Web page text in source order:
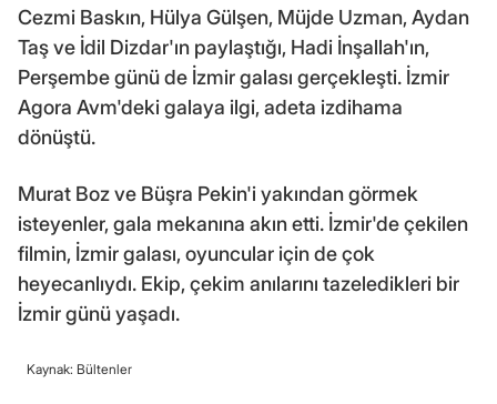
Cezmi Baskın, Hülya Gülşen, Müjde Uzman, Aydan
Taş ve İdil Dizdar'ın paylaştığı, Hadi İnşallah'ın,
Perşembe günü de İzmir galası gerçekleşti. İzmir
Agora Avm'deki galaya ilgi, adeta izdihama
dönüştü.
Murat Boz ve Büşra Pekin'i yakından görmek
isteyenler, gala mekanına akın etti. İzmir'de çekilen
filmin, İzmir galası, oyuncular için de çok
heyecanlıydı. Ekip, çekim anılarını tazeledikleri bir
İzmir günü yaşadı.
Kaynak: Bültenler